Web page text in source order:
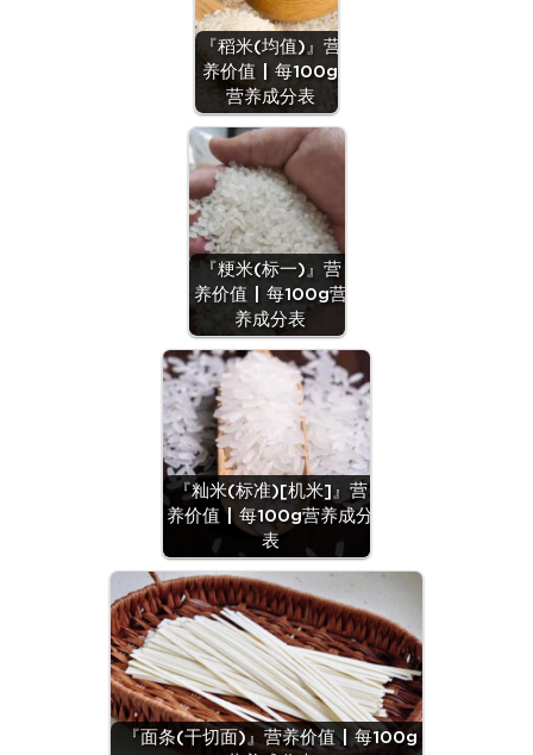
『稻米(均值)』营
养价值 | 每100g
营养成分表
『粳米(标一)』营
养价值 | 每100g营
养成分表
『籼米(标准)[机米]』营
养价值 | 每100g营养成分
表
『面条(干切面)』营养价值 | 每100g